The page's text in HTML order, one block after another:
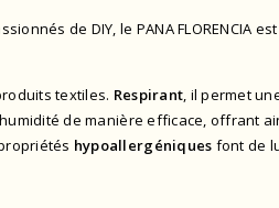
de DIY, le PANA FLORENCIA
textiles. Respirant, il permet
de manière efficace, offrant
hypoallergéniques font de